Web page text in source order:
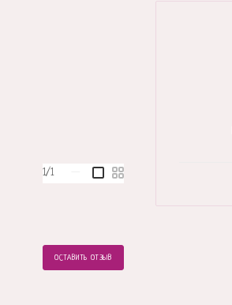
1/1
ОСТАВИТЬ ОТЗЫВ